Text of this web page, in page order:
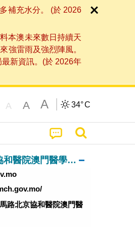
補充水分。 (於 2026
本澳未來數日持續天
強雷雨及強烈陣風。
新資訊。(於 2026年
A A A 34°C
離島醫療綜合體北京協和醫院澳門醫學中心
路北京協和醫院澳門醫